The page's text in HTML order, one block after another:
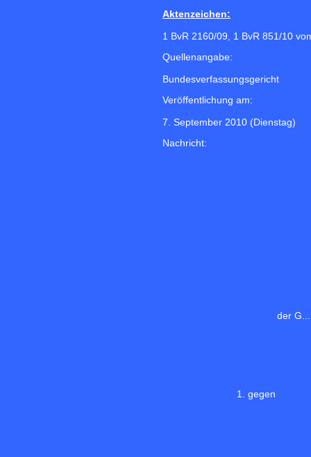
Aktenzeichen:
1 BvR 2160/09, 1 BvR 851/10
Quellenangabe:
Bundesverfassungsgericht
Veröffentlichung am:
7. September 2010 (Dienstag)
Nachricht:
der
1. gegen